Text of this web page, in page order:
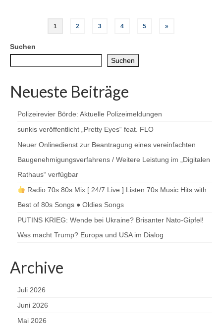
Seitennummerierung
der
Beiträge
1 2 3 4 5 »
Suchen
Suchen
Neueste Beiträge
Polizeirevier Börde: Aktuelle Polizeimeldungen
sunkis veröffentlicht „Pretty Eyes“ feat. FLO
Neuer Onlinedienst zur Beantragung eines vereinfachten
Baugenehmigungsverfahrens / Weitere Leistung im „Digitalen
Rathaus“ verfügbar
Radio 70s 80s Mix [ 24/7 Live ] Listen 70s Music Hits with
Best of 80s Songs ● Oldies Songs
PUTINS KRIEG: Wende bei Ukraine? Brisanter Nato-Gipfel!
Was macht Trump? Europa und USA im Dialog
Archive
Juli 2026
Juni 2026
Mai 2026